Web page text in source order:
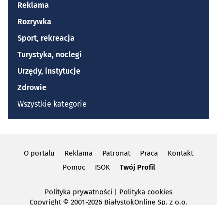
Reklama
Rozrywka
Sport, rekreacja
Turystyka, noclegi
Urzędy, instytucje
Zdrowie
Wszystkie kategorie
O portalu Reklama Patronat Praca
Kontakt
Pomoc
ISOK Twój Profil
Polityka prywatności
Polityka cookies
Copyright© 2001-2026 BiałystokOnline Sp. z o.o.